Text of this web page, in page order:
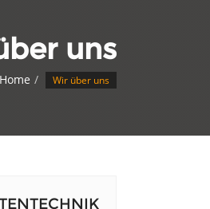
uns
Home Wir über uns